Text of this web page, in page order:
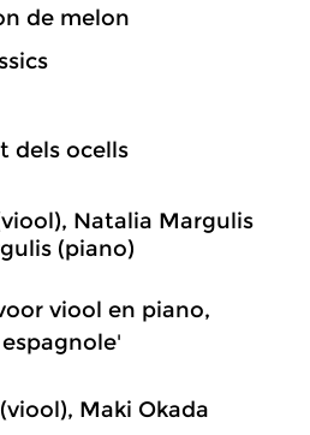
de melon
dels ocells
Natalia Margulis
(piano)
viool en piano,
Maki Okada